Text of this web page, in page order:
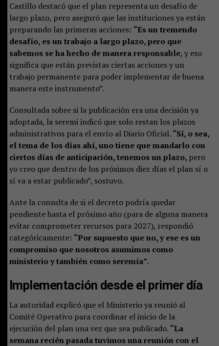
Castillo destacó que el plan representa un desafío de
largo plazo, pero aseguró que las instituciones ya están
preparando las primeras acciones: “Es un tremendo
desafío, es un trabajo a largo plazo, pero que
sabemos se ha hecho de manera responsable, y eso
significa que están previstas ciertas acciones y un
trabajo permanente para poder implementar de buena
manera este instrumento”.
Consultada sobre si la publicación era una decisión ya
adoptada, la seremi indicó que solo restan los plazos
administrativos para el envío al Diario Oficial. “Sí, o sea,
el tema de los días ahí, uno tiene que mandarlo con
ciertos días de anticipación, tenemos un plazo, pero
yo creo que dentro de los próximos diez días el plan sí o
sí va a estar publicado”, sostuvo.
Ante la consulta de si el decreto podría quedar
pendiente hasta el próximo año (para de alguna manera
evitar comprometer recursos para 2027), respondió
categóricamente: “Por supuesto que no, y ese es un
compromiso que nosotros asumimos como
ministerio y también como seremía”.
Implementación desde el primer día
La autoridad explicó que el Ministerio ya reunió al
Comité Operativo para coordinar el inicio de la
ejecución del plan una vez que sea publicado. “La
semana recién pasada tuvimos una reunión con el